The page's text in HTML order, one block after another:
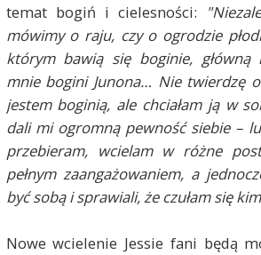
temat bogiń i cielesności:
mówimy o raju, czy o ogrodzie
którym bawią się boginie, główną
mnie bogini Junona… Nie twierdzę
jestem boginią, ale chciałam ją w
dali mi ogromną pewność siebie –
przebieram, wcielam w różne
pełnym zaangażowaniem, a
być sobą i sprawiali, że czułam się
Nowe wcielenie Jessie fani będą